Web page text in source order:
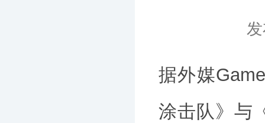
据外媒
涂击队》与